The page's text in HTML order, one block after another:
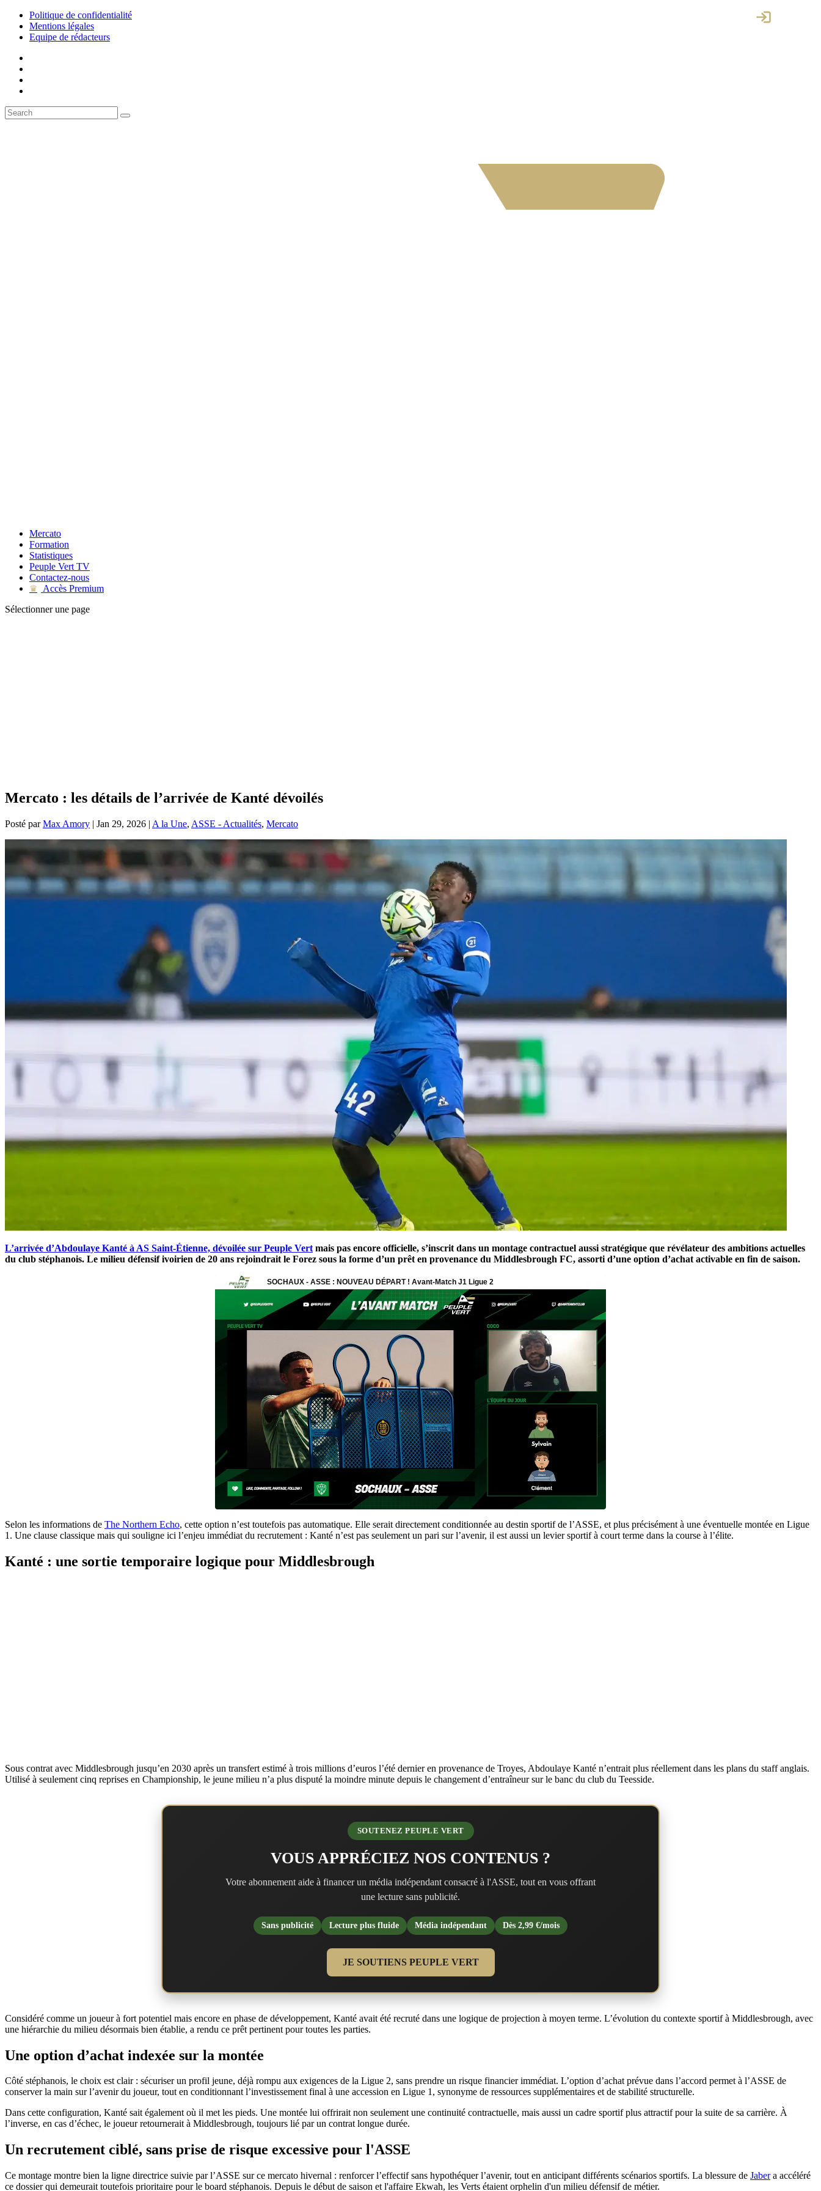
Politique de confidentialité
Mentions légales
Equipe de rédacteurs
Mercato
Formation
Statistiques
Peuple Vert TV
Contactez-nous
♛
Accès Premium
Sélectionner une page
Mercato : les détails de l’arrivée de Kanté dévoilés
Posté parMax Amory | Jan 29, 2026 | A la Une, ASSE - Actualités, Mercato
L’arrivée d’Abdoulaye Kanté à AS Saint-Étienne, dévoilée sur Peuple Vert mais pas encore officielle, s’inscrit dans un montage contractuel aussi stratégique que révélateur des ambitions actuelles
du club stéphanois. Le milieu défensif ivoirien de 20 ans rejoindrait le Forez sous la forme d’un prêt en provenance du Middlesbrough FC, assorti d’une option d’achat activable en fin de saison.
Selon les informations de The Northern Echo, cette option n’est toutefois pas automatique. Elle serait directement conditionnée au destin sportif de l’ASSE, et plus précisément à une éventuelle montée en Ligue
1. Une clause classique mais qui souligne ici l’enjeu immédiat du recrutement : Kanté n’est pas seulement un pari sur l’avenir, il est aussi un levier sportif à court terme dans la course à l’élite.
Kanté : une sortie temporaire logique pour Middlesbrough
Sous contrat avec Middlesbrough jusqu’en 2030 après un transfert estimé à trois millions d’euros l’été dernier en provenance de Troyes, Abdoulaye Kanté n’entrait plus réellement dans les plans du staff anglais.
Utilisé à seulement cinq reprises en Championship, le jeune milieu n’a plus disputé la moindre minute depuis le changement d’entraîneur sur le banc du club du Teesside.
SOUTENEZ PEUPLE VERT
VOUS APPRÉCIEZ NOS CONTENUS ?
Votre abonnement aide à financer un média indépendant consacré à l'ASSE, tout en vous offrant
une lecture sans publicité.
Sans publicité Lecture plus fluide Média indépendant Dès 2,99 €/mois
JE SOUTIENS PEUPLE VERT
Considéré comme un joueur à fort potentiel mais encore en phase de développement, Kanté avait été recruté dans une logique de projection à moyen terme. L’évolution du contexte sportif à Middlesbrough, avec
une hiérarchie du milieu désormais bien établie, a rendu ce prêt pertinent pour toutes les parties.
Une option d’achat indexée sur la montée
Côté stéphanois, le choix est clair : sécuriser un profil jeune, déjà rompu aux exigences de la Ligue 2, sans prendre un risque financier immédiat. L’option d’achat prévue dans l’accord permet à l’ASSE de
conserver la main sur l’avenir du joueur, tout en conditionnant l’investissement final à une accession en Ligue 1, synonyme de ressources supplémentaires et de stabilité structurelle.
Dans cette configuration, Kanté sait également où il met les pieds. Une montée lui offrirait non seulement une continuité contractuelle, mais aussi un cadre sportif plus attractif pour la suite de sa carrière. À
l’inverse, en cas d’échec, le joueur retournerait à Middlesbrough, toujours lié par un contrat longue durée.
Un recrutement ciblé, sans prise de risque excessive pour l'ASSE
Ce montage montre bien la ligne directrice suivie par l’ASSE sur ce mercato hivernal : renforcer l’effectif sans hypothéquer l’avenir, tout en anticipant différents scénarios sportifs. La blessure de Jabera accéléré
ce dossier qui demeurait toutefois prioritaire pour le board stéphanois. Depuis le début de saison et l'affaire Ekwah, les Verts étaient orphelin d'un milieu défensif de métier.